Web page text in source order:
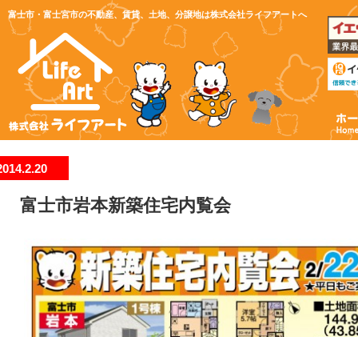
富士市・富士宮市の不動産、賃貸、土地、分譲地は株式会社ライフアートへ
富士市岩本新築住宅内覧会